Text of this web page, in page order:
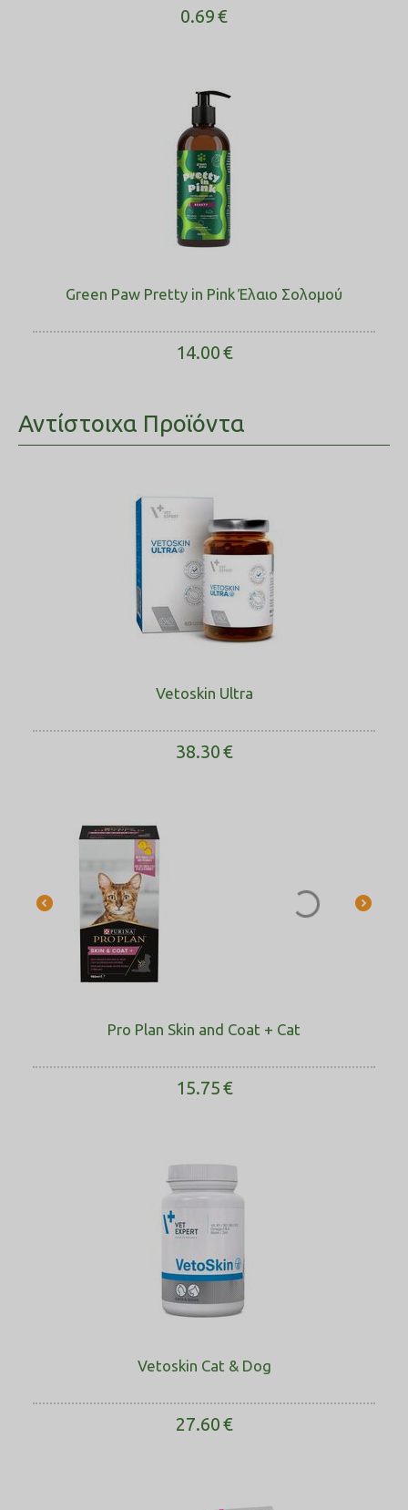
0.69€
Green Paw Pretty in Pink Έλαιο Σολοµού
14.00€
Αντίστοιχα Προϊόντα
Vetoskin Ultra
38.30€
Pro Plan Skin and Coat + Cat
15.75€
Vetoskin Cat & Dog
27.60€